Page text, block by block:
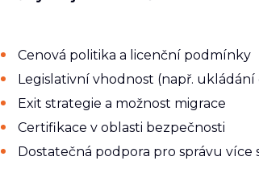
Cenová politika a licenční podmínky
Legislativní vhodnost (např. ukládání
Exit strategie a možnost migrace
Certifikace v oblasti bezpečnosti
Dostatečná podpora pro správu více